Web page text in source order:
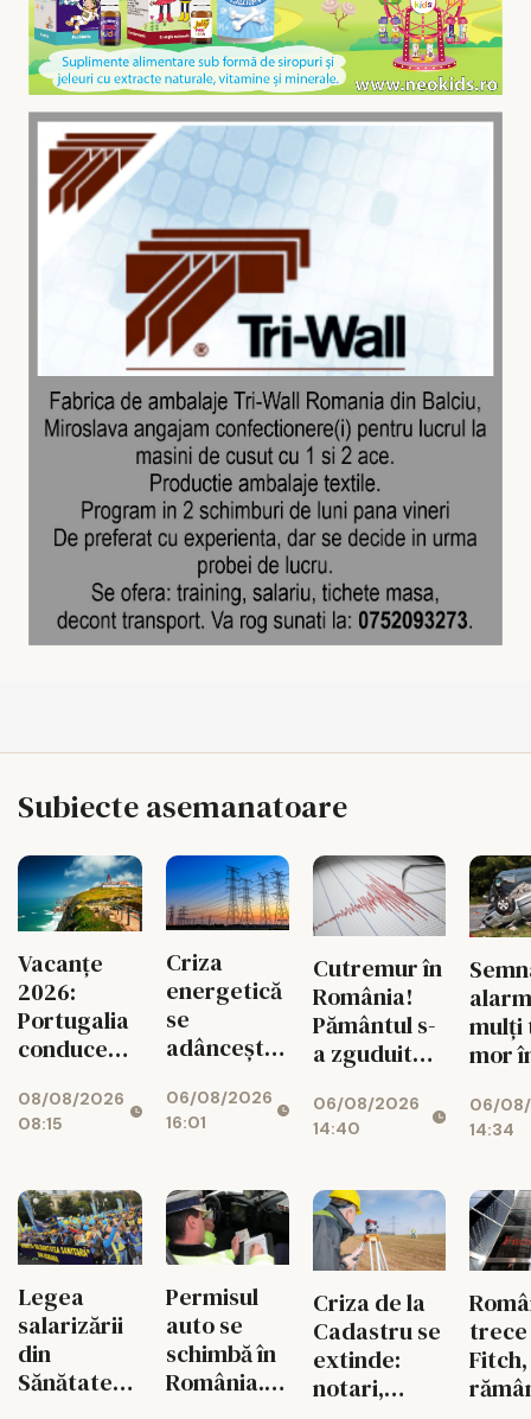
Subiecte asemanatoare
Vacanțe
2026:
Portugalia
conduce
08/08/2026
08:15
Criza
energetică
se
adâncește.
mari pot
rămâne
energie în
orele de
vârf
06/08/2026
16:01
Cutremur în
România!
Pământul s-
a zguduit
zona
seismică
06/08/2026
14:40
mulți
mor
și a
06/
14:34
Legea
salarizării
din
Sănătate
Permisul
auto se
schimbă în
România.
Criza de la
Cadastru se
extinde:
notari,